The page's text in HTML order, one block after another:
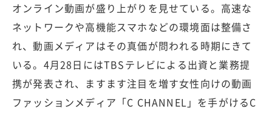
オンライン動画が盛り上がりを見せている。高速な
ネットワークや高機能スマホなどの環境面は整備さ
れ、動画メディアはその真価が問われる時期にきて
いる。4月28日にはTBSテレビによる出資と業務提
携が発表され、ますます注目を増す女性向けの動画
ファッションメディア「C CHANNEL」を手がけるC